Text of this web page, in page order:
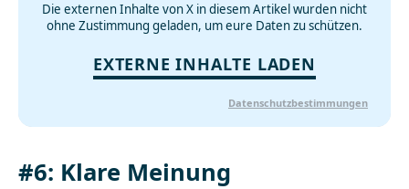
Die externen Inhalte von X in diesem Artikel wurden nicht
ohne Zustimmung geladen, um eure Daten zu schützen.
EXTERNE INHALTE LADEN
Datenschutzbestimmungen
#6: Klare Meinung